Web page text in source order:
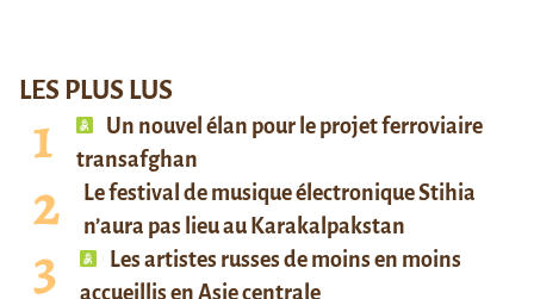
LES PLUS LUS
Un nouvel élan pour le projet ferroviaire
transafghan
Le festival de musique électronique Stihia
n’aura pas lieu au Karakalpakstan
Les artistes russes de moins en moins
accueillis en Asie centrale